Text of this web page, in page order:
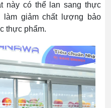
này có thể lan sang thực
làm giảm chất lượng bảo
thực phẩm.